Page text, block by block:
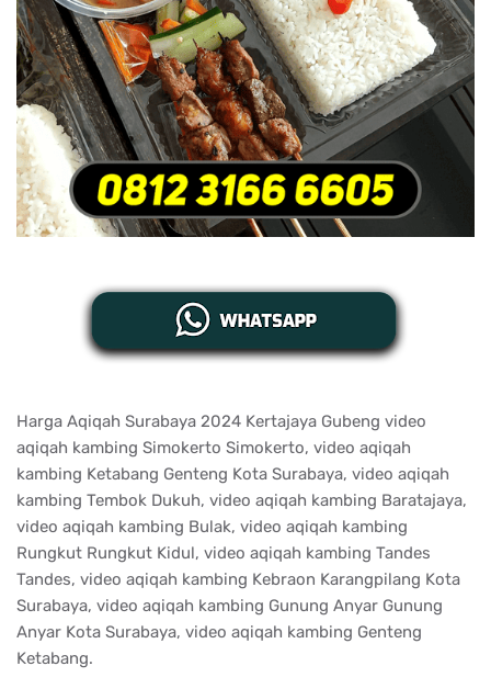
Harga Aqiqah Surabaya 2024 Kertajaya Gubeng video
aqiqah kambing Simokerto Simokerto, video aqiqah
kambing Ketabang Genteng Kota Surabaya, video aqiqah
kambing Tembok Dukuh, video aqiqah kambing Baratajaya,
video aqiqah kambing Bulak, video aqiqah kambing
Rungkut Rungkut Kidul, video aqiqah kambing Tandes
Tandes, video aqiqah kambing Kebraon Karangpilang Kota
Surabaya, video aqiqah kambing Gunung Anyar Gunung
Anyar Kota Surabaya, video aqiqah kambing Genteng
Ketabang.